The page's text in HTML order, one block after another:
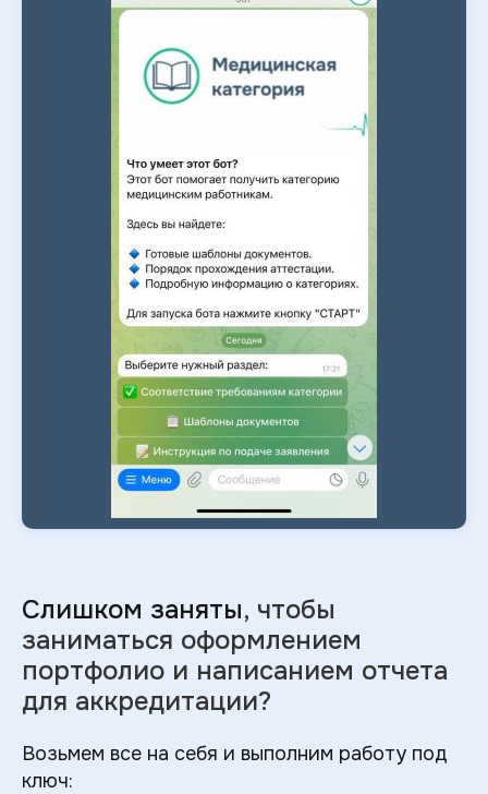
Слишком заняты, чтобы
заниматься оформлением
портфолио и написанием отчета
для аккредитации?
Возьмем все на себя и выполним работу под
ключ: